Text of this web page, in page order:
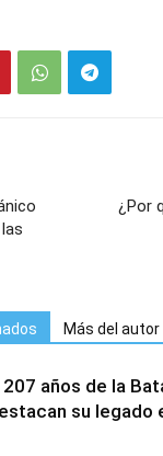
¿Por
Más del autor
207 años de la
su legado